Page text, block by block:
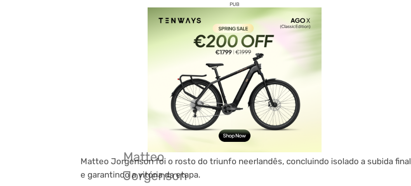
PUB
Matteo Jorgenson foi o rosto do triunfo neerlandês, concluindo isolado a subida final
e garantindo a vitória da etapa.
Matteo
Jorgenson